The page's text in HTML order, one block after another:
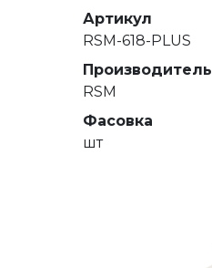
Артикул
RSM-618-PLUS
Производитель
RSM
Фасовка
шт